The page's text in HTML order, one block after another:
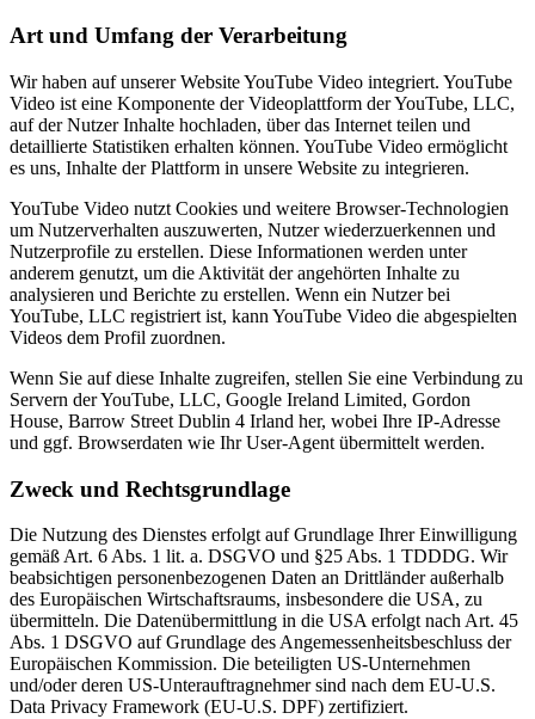
Art und Umfang der Verarbeitung
Wir haben auf unserer Website YouTube Video integriert. YouTube
Video ist eine Komponente der Videoplattform der YouTube, LLC,
auf der Nutzer Inhalte hochladen, über das Internet teilen und
detaillierte Statistiken erhalten können. YouTube Video ermöglicht
es uns, Inhalte der Plattform in unsere Website zu integrieren.
YouTube Video nutzt Cookies und weitere Browser-Technologien
um Nutzerverhalten auszuwerten, Nutzer wiederzuerkennen und
Nutzerprofile zu erstellen. Diese Informationen werden unter
anderem genutzt, um die Aktivität der angehörten Inhalte zu
analysieren und Berichte zu erstellen. Wenn ein Nutzer bei
YouTube, LLC registriert ist, kann YouTube Video die abgespielten
Videos dem Profil zuordnen.
Wenn Sie auf diese Inhalte zugreifen, stellen Sie eine Verbindung zu
Servern der YouTube, LLC, Google Ireland Limited, Gordon
House, Barrow Street Dublin 4 Irland her, wobei Ihre IP-Adresse
und ggf. Browserdaten wie Ihr User-Agent übermittelt werden.
Zweck und Rechtsgrundlage
Die Nutzung des Dienstes erfolgt auf Grundlage Ihrer Einwilligung
gemäß Art. 6 Abs. 1 lit. a. DSGVO und §25 Abs. 1 TDDDG. Wir
beabsichtigen personenbezogenen Daten an Drittländer außerhalb
des Europäischen Wirtschaftsraums, insbesondere die USA, zu
übermitteln. Die Datenübermittlung in die USA erfolgt nach Art. 45
Abs. 1 DSGVO auf Grundlage des Angemessenheitsbeschluss der
Europäischen Kommission. Die beteiligten US-Unternehmen
und/oder deren US-Unterauftragnehmer sind nach dem EU-U.S.
Data Privacy Framework (EU-U.S. DPF) zertifiziert.